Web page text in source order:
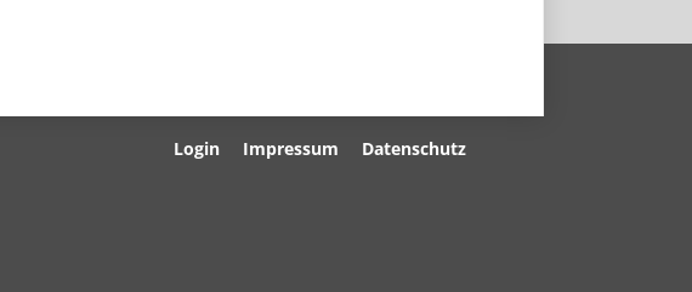
Navigation
Login Impressum Datenschutz